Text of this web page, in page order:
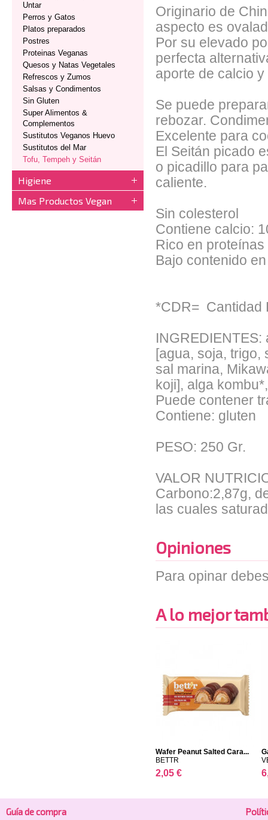
Untar
Perros y Gatos
Platos preparados
Postres
Proteinas Veganas
Quesos y Natas Vegetales
Refrescos y Zumos
Salsas y Condimentos
Sin Gluten
Super Alimentos &
Complementos
Sustitutos Veganos Huevo
Sustitutos del Mar
Tofu, Tempeh y Seitán
Higiene
Mas Productos Vegan
Originario de
aspecto es
Por su elevado
perfecta
aporte de calcio
Se puede
rebozar.
Excelente para
El Seitán picado
o picadillo para
caliente.
Sin colesterol
Contiene calcio:
Rico en
Bajo contenido
*CDR= Cantidad
[agua, soja, trigo,
sal marina,
koji], alga
Puede contener
Contiene: gluten
PESO: 250 Gr.
VALOR
Carbono:2,87g,
las cuales
Opiniones
Para opinar
A lo mejor
Wafer Peanut Salted Cara...
BETTR
2,05 €
Guía de compra